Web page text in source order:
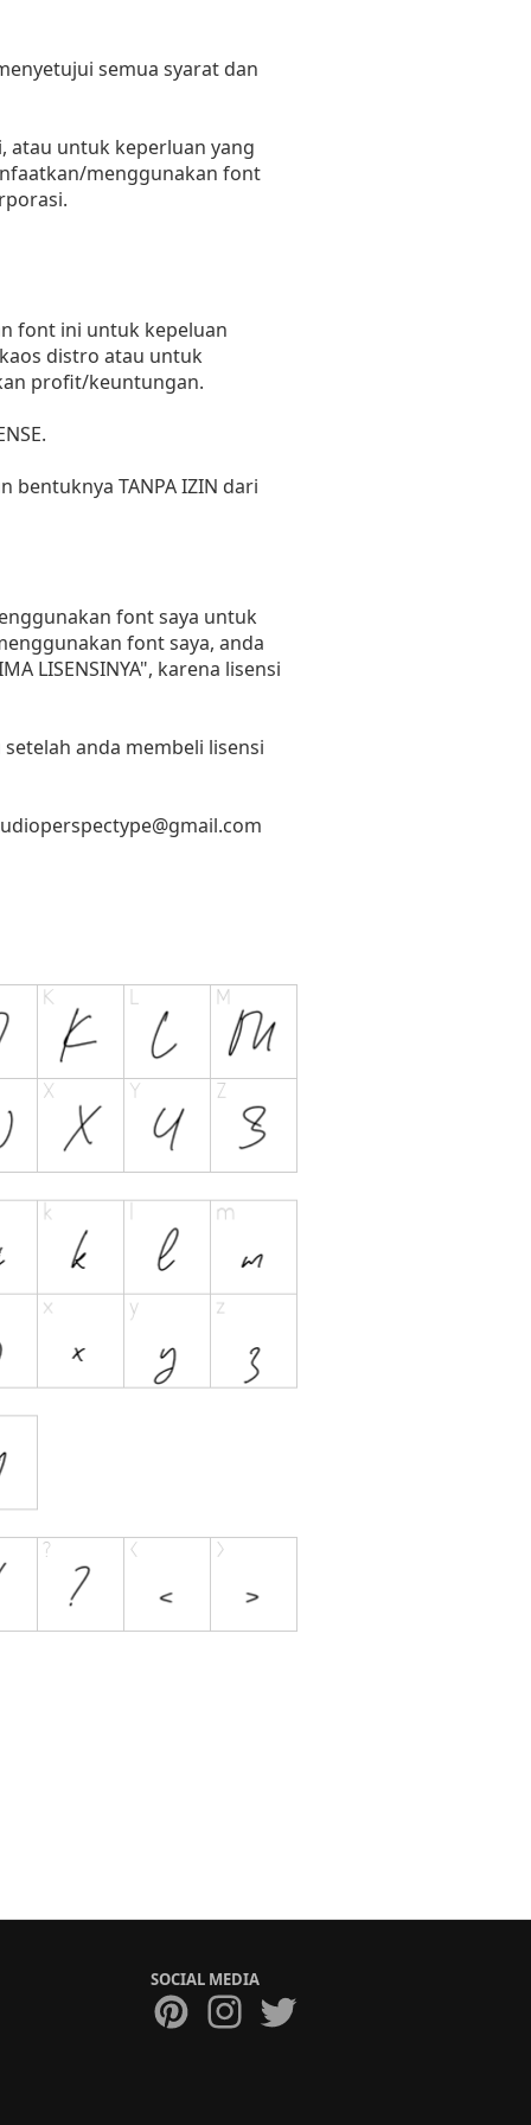
semua syarat dan
atau untuk keperluan yang
menggunakan font
font ini untuk kepeluan
distro atau untuk
profit/keuntungan.
TANPA IZIN dari
font saya untuk
font saya, anda
LISENSINYA", karena lisensi
anda membeli lisensi
SOCIAL MEDIA